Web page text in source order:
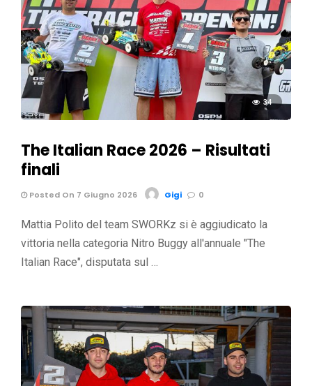
34
The Italian Race 2026 – Risultati
finali
Posted On 7 Giugno 2026 Gigi 0
Mattia Polito del team SWORKz si è aggiudicato la
vittoria nella categoria Nitro Buggy all'annuale "The
Italian Race", disputata sul …